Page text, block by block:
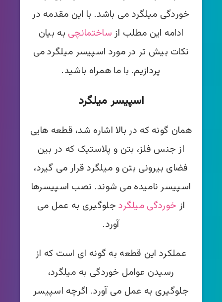
خوردگی میلگرد می باشد. با این مقدمه در
ادامه این مطلب از ساختمانچی به بیان
نکات بیش تر در مورد اسپیسر میلگرد می
پردازیم. با ما همراه باشید.
اسپیسر میلگرد
همان گونه که در بالا اشاره شد، قطعه هایی
از جنس فلز، بتن و پلاستیک که در بین
فضای بیرونی بتن و میلگرد قرار می گیرد،
اسپیسر نامیده می شوند. نصب اسپیسرها
از خوردگی میلگردجلوگیری به عمل می
آورد.
عملکرد این قطعه به گونه ای است که از
رسیدن عوامل خوردگی به میلگرد،
جلوگیری به عمل می آورد. اگرچه اسپیسر